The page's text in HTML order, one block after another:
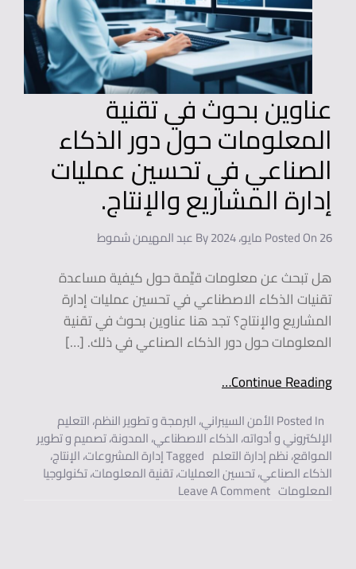
عناوين بحوث في تقنية
المعلومات حول دور الذكاء
الصناعي في تحسين عمليات
إدارة المشاريع والإنتاج.
Posted On26 مايو، 2024 عبد المهيمن شموط
هل تبحث عن معلومات قيِّمة حول كيفية مساعدة
تقنيات الذكاء الاصطناعي في تحسين عمليات إدارة
المشاريع والإنتاج؟ تجد هنا عناوين بحوث في تقنية
المعلومات حول دور الذكاء الصناعي في ذلك. […]
Continue Reading…
Posted Inالأمن السيبراني،البرمجة و تطوير النظم،التعليم
الإلكتروني و أدواته،الذكاء الاصطناعي،المدونة،تصميم و تطوير
المواقع،نظم إدارة التعلم Taggedإدارة المشروعات،الإنتاج،
الذكاء الصناعي،تحسين العمليات،تقنية المعلومات،تكنولوجيا
المعلومات Leave A Comment